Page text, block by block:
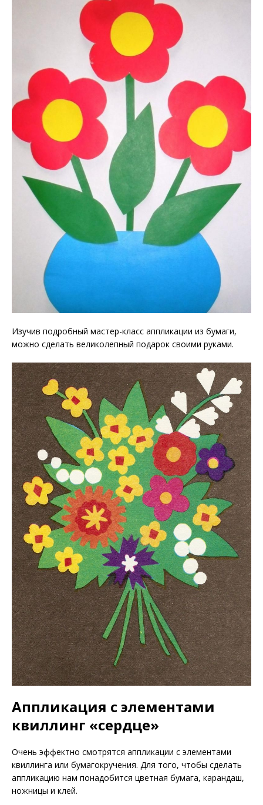
Изучив подробный мастер-класс аппликации из бумаги,
можно сделать великолепный подарок своими руками.
Аппликация с элементами
квиллинг «сердце»
Очень эффектно смотрятся аппликации с элементами
квиллинга или бумагокручения. Для того, чтобы сделать
аппликацию нам понадобится цветная бумага, карандаш,
ножницы и клей.